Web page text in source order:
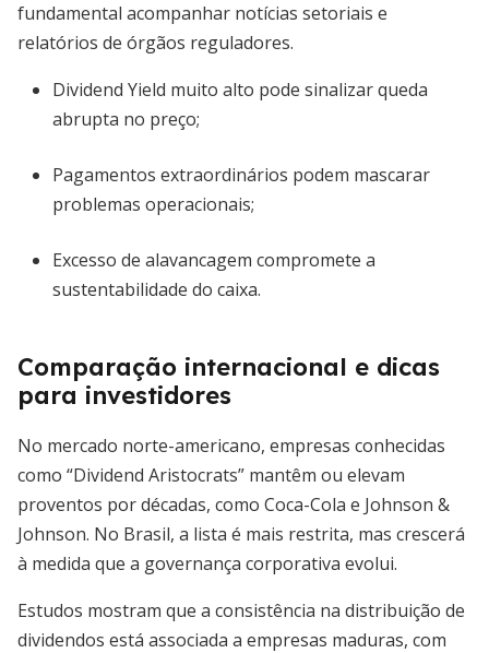
fundamental acompanhar notícias setoriais e
relatórios de órgãos reguladores.
Dividend Yield muito alto pode sinalizar queda
abrupta no preço;
Pagamentos extraordinários podem mascarar
problemas operacionais;
Excesso de alavancagem compromete a
sustentabilidade do caixa.
Comparação internacional e dicas
para investidores
No mercado norte-americano, empresas conhecidas
como “Dividend Aristocrats” mantêm ou elevam
proventos por décadas, como Coca-Cola e Johnson &
Johnson. No Brasil, a lista é mais restrita, mas crescerá
à medida que a governança corporativa evolui.
Estudos mostram que a consistência na distribuição de
dividendos está associada a empresas maduras, com